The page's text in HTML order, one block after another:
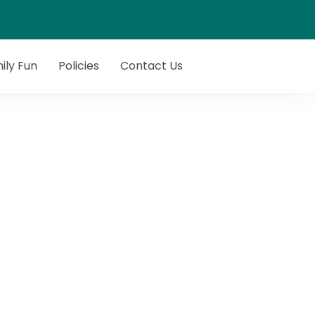
getaway with Flop N Drop.
Fun Policies Contact Us